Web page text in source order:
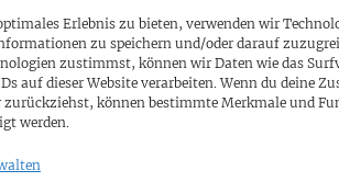
Erlebnis zu bieten, verwenden wir
zu speichern und/oder darauf
zustimmst, können wir Daten wie das
auf dieser Website verarbeiten. Wenn du deine
zurückziehst, können bestimmte Merkmale und
werden.